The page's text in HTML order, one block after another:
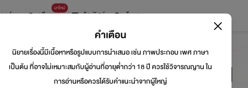
การ์ตูน
มาใหม่
ดรีมแชท ธัญลิสต์ ค้นหา
ปุณณ์เหมันต์ [อ่านฟรี]
คำเตือน
นิยายเรื่องนี้มีเนื้อหาหรือรูปแบบการนำเสนอ เช่น ภาพประกอบ เพศ ภาษา
เป็นต้น ที่อาจไม่เหมาะสมกับผู้อ่านที่อายุต่ำกว่า 18 ปี ควรใช้วิจารณญาน ใน
การอ่านหรือควรได้รับคำแนะนำจากผู้ใหญ่